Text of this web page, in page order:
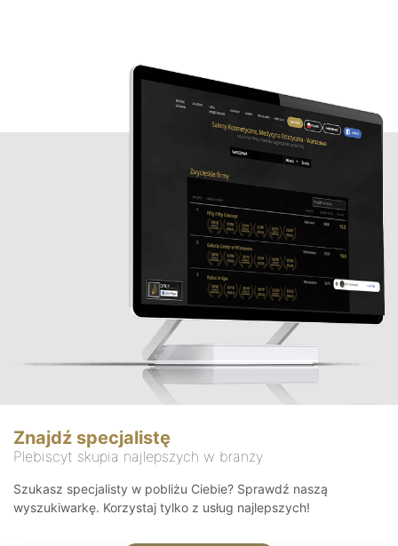
Znajdź specjalistę
Plebiscyt skupia najlepszych w branży
Szukasz specjalisty w pobliżu Ciebie? Sprawdź naszą
wyszukiwarkę. Korzystaj tylko z usług najlepszych!